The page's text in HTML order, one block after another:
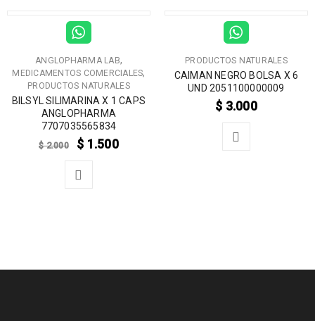
ANGLOPHARMA LAB,
MEDICAMENTOS COMERCIALES,
PRODUCTOS NATURALES
BILSYL SILIMARINA X 1 CAPS
ANGLOPHARMA
7707035565834
$2.000 $ 1.500
PRODUCTOS NATURALES
CAIMAN NEGRO BOLSA X 6
UND 2051100000009
$ 3.000